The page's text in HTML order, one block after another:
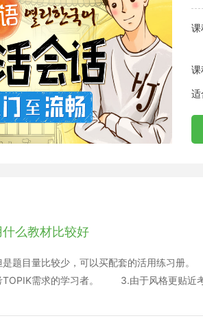
课
课
适
么教材比较好
是题目量比较少，可以买配套的活用练习
TOPIK需求的学习者。 3.由于风格更贴近
用性，以沟通交际能力为主要目的，